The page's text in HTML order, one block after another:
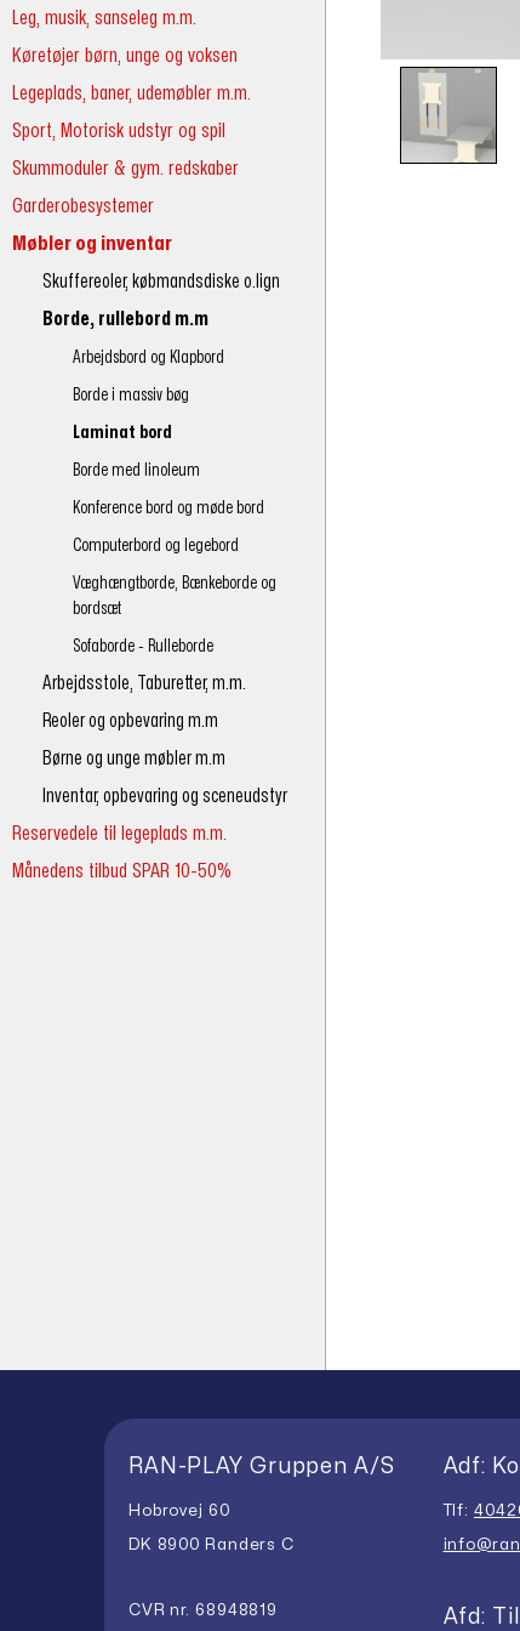
Leg, musik, sanseleg m.m.
Køretøjer børn, unge og voksen
Legeplads, baner, udemøbler m.m.
Sport, Motorisk udstyr og spil
Skummoduler & gym. redskaber
Garderobesystemer
Møbler og inventar
Skuffereoler, købmandsdiske o.lign
Borde, rullebord m.m
Arbejdsbord og Klapbord
Borde i massiv bøg
Laminat bord
Borde med linoleum
Konference bord og møde bord
Computerbord og legebord
Væghængtborde, Bænkeborde og
bordsæt
Sofaborde - Rulleborde
Arbejdsstole, Taburetter, m.m.
Reoler og opbevaring m.m
Børne og unge møbler m.m
Inventar, opbevaring og sceneudstyr
Reservedele til legeplads m.m.
Månedens tilbud SPAR 10-50%
RAN-PLAY Gruppen A/S
Hobrovej 60
DK 8900 Randers C
CVR nr. 68948819
Adf:
Tlf:
Afd: